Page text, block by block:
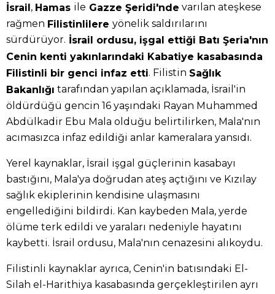
İsrail, Hamas ile Gazze Şeridi'nde varılan ateşkese
rağmen Filistinlilere yönelik saldırılarını
sürdürüyor. İsrail ordusu, işgal ettiği Batı Şeria'nın
Cenin kenti yakınlarındaki Kabatiye kasabasında
Filistinli bir genci infaz etti. Filistin Sağlık
Bakanlığı tarafından yapılan açıklamada, İsrail'in
öldürdüğü gencin 16 yaşındaki Rayan Muhammed
Abdülkadir Ebu Mala olduğu belirtilirken, Mala'nın
acımasızca infaz edildiği anlar kameralara yansıdı.
Yerel kaynaklar, İsrail işgal güçlerinin kasabayı
bastığını, Mala'ya doğrudan ateş açtığını ve Kızılay
sağlık ekiplerinin kendisine ulaşmasını
engellediğini bildirdi. Kan kaybeden Mala, yerde
ölüme terk edildi ve yaraları nedeniyle hayatını
kaybetti. İsrail ordusu, Mala'nın cenazesini alıkoydu.
Filistinli kaynaklar ayrıca, Cenin'in batısındaki El-
Silah el-Harithiya kasabasında gerçekleştirilen ayrı